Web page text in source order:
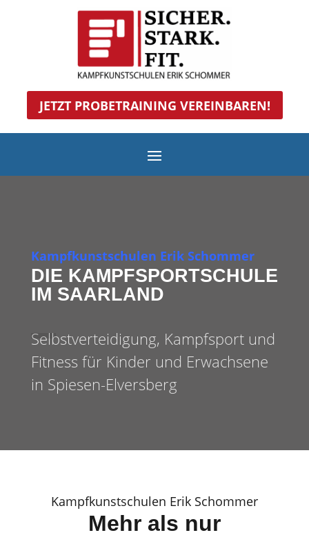
JETZT PROBETRAINING VEREINBAREN!
Kampfkunstschulen Erik Schommer
DIE KAMPFSPORTSCHULE
IM SAARLAND
Selbstverteidigung, Kampfsport und
Fitness für Kinder und Erwachsene
in Spiesen-Elversberg
Kampfkunstschulen Erik Schommer
Mehr als nur